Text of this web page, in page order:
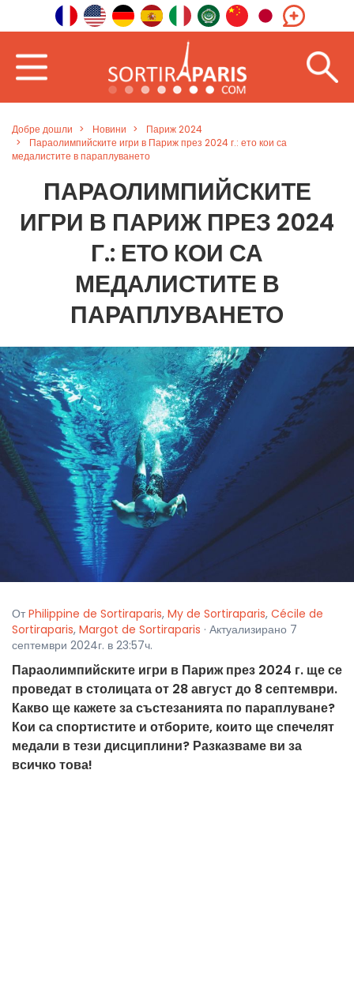
Добре дошли Новини
Париж 2024
Параолимпийските игри в Париж през 2024 г.: ето кои са
медалистите в параплуването
ПАРАОЛИМПИЙСКИТЕ
ИГРИ В ПАРИЖ ПРЕЗ 2024
Г.: ЕТО КОИ СА
МЕДАЛИСТИТЕ В
ПАРАПЛУВАНЕТО
От Philippine de Sortiraparis, My de Sortiraparis, Cécile de
Sortiraparis, Margot de Sortiraparis · Актуализирано 7
септември 2024г. в 23:57ч.
Параолимпийските игри в Париж през 2024 г. ще се
проведат в столицата от 28 август до 8 септември.
Какво ще кажете за състезанията по параплуване?
Кои са спортистите и отборите, които ще спечелят
медали в тези дисциплини? Разказваме ви за
всичко това!